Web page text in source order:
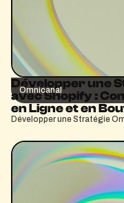
Omnicanal
Développer une
avec Shopify :
en Ligne et en
Développer une Stratégie